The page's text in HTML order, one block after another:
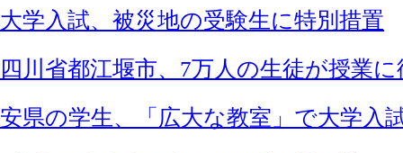
大学入試、被災地の受験生に特別措置
四川省都江堰市、7万人の生徒が授業に
安県の学生、「広大な教室」で大学入